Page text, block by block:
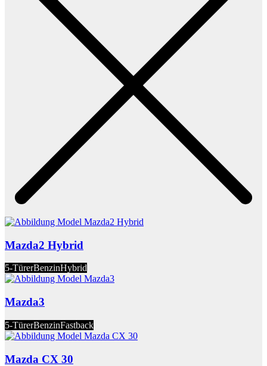
Mazda2 Hybrid
5-TürerBenzinHybrid
Mazda3
5-TürerBenzinFastback
Mazda CX 30